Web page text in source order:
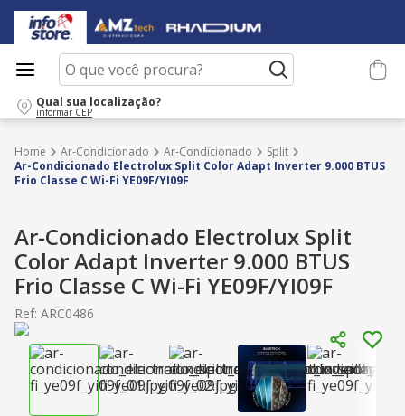
O que você procura?
Qual sua localização?
informar CEP
Ar-Condicionado Ar-Condicionado
Split
Ar-Condicionado Electrolux Split Color Adapt Inverter 9.000 BTUS
Frio Classe C Wi-Fi YE09F/YI09F
Ar-Condicionado Electrolux Split
Color Adapt Inverter 9.000 BTUS
Frio Classe C Wi-Fi YE09F/YI09F
Ref: ARC0486